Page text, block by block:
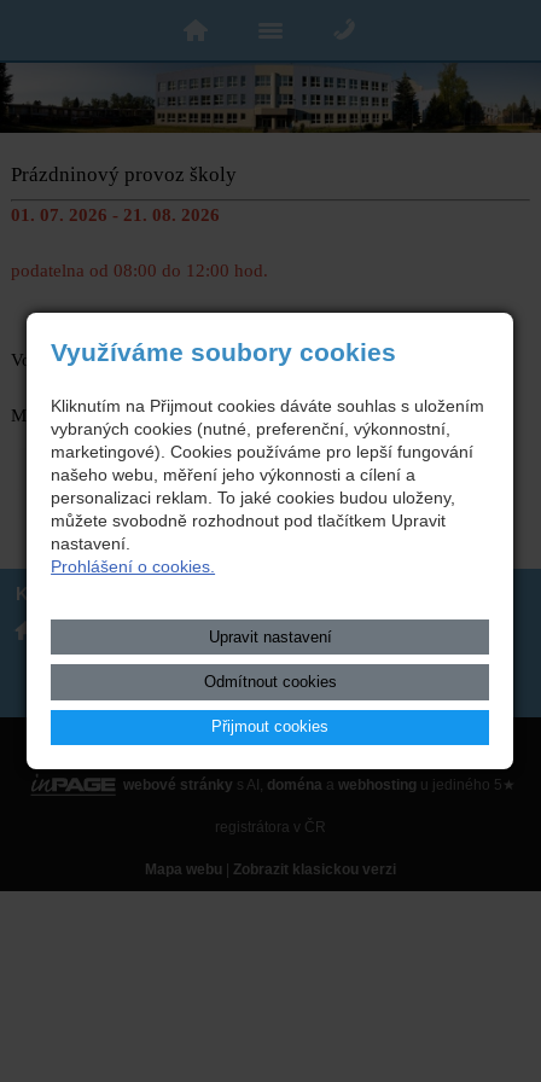
Prázdninový provoz školy
01. 07. 2026 - 21. 08. 2026
podatelna od 08:00 do 12:00 hod.
Volejte na telefonní číslo 317723131, 606142651
Mgr. Jana Fialová, ředitelka školy
Kontakt
Integrovaná střední škola
Černoleská 1997
317 723 131
skola(zavináč)isstbn.cz
Datová schránka: rzpw2gi
Twitter
Copyright © 2026 Integrovaná střední škola technická, Benešov,
webové stránky s AI, doména a webhosting u jediného 5★
registrátora v ČR
Mapa webu Zobrazit klasickou verzi
Využíváme soubory cookies
Kliknutím na Přijmout cookies dáváte souhlas s uložením
vybraných cookies (nutné, preferenční, výkonnostní,
marketingové). Cookies používáme pro lepší fungování
našeho webu, měření jeho výkonnosti a cílení a
personalizaci reklam. To jaké cookies budou uloženy,
můžete svobodně rozhodnout pod tlačítkem Upravit
nastavení.
Prohlášení o cookies.
Upravit nastavení
Odmítnout cookies
Přijmout cookies